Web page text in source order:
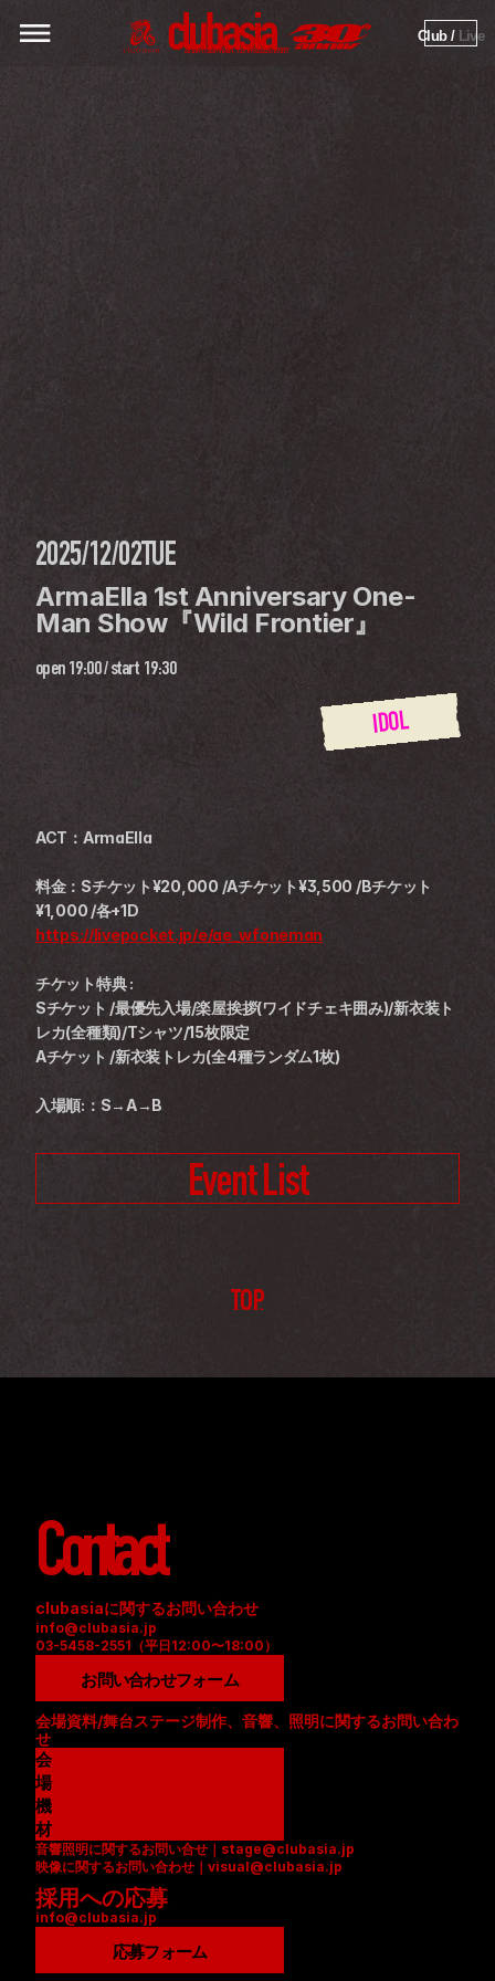
Club / Live
2025/12/02TUE
ArmaElla 1st Anniversary One-
Man Show『Wild Frontier』
open 19:00 / start 19:30
IDOL
ACT：ArmaElla
料金：Sチケット¥20,000 /Aチケット¥3,500 /Bチケット
¥1,000 /各+1D
https://livepocket.jp/e/ae_wfoneman
チケット特典 :
Sチケット /最優先入場/楽屋挨拶(ワイドチェキ囲み)/新衣装ト
レカ(全種類)/Tシャツ/15枚限定
Aチケット /新衣装トレカ(全4種ランダム1枚)
入場順:：S→A→B
Event List
TOP
Contact
clubasiaに関するお問い合わせ
info@clubasia.jp
03-5458-2551（平日12:00〜18:00）
お問い合わせフォーム
会場資料/舞台ステージ制作、音響、照明に関するお問い合わ
せ
会
場
資
料
(
P
D
F
機
材
リ
ス
ト
(
D
音響照明に関するお問い合せ｜stage@clubasia.jp
映像に関するお問い合わせ｜visual@clubasia.jp
採用への応募
info@clubasia.jp
応募フォーム